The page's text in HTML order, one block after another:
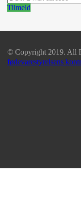
Tilmeld
© Copyright 2019.
fødevarestyrelsens